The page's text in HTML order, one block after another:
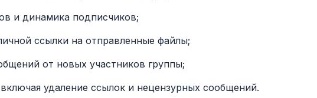
и динамика подписчиков;
ссылки на отправленные файлы;
от новых участников группы;
удаление ссылок и нецензурных сообщений.